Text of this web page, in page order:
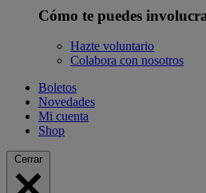
Cómo te puedes
Hazte voluntario
Colabora con nosotros
Boletos
Novedades
Mi cuenta
Shop
Cerrar